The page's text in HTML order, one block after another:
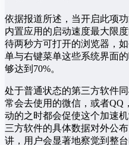
依据报道所述，当开启此项
内置应用的启动速度最大限
待两秒方可打开的浏览器，
单与右键菜单这些系统界面
够达到70%。
处于普通状态的第三方软件
常会去使用的微信，或者QQ
动的之时都会促使这个加速
三方软件的具体数据对外公
讲，用户会显著地察觉到整